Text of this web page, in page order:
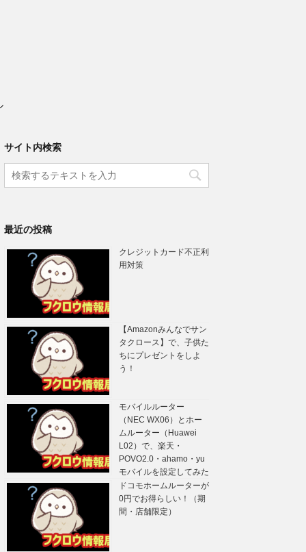
サイト内検索
最近の投稿
クレジットカード不正利
用対策
【Amazonみんなでサン
タクロース】で、子供た
ちにプレゼントをしよ
う！
モバイルルーター
（NEC WX06）とホー
ムルーター（Huawei
L02）で、楽天・
POVO2.0・ahamo・yu
モバイルを設定してみた
ドコモホームルーターが
0円でお得らしい！（期
間・店舗限定）